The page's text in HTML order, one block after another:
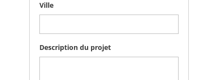
Ville
Description du projet